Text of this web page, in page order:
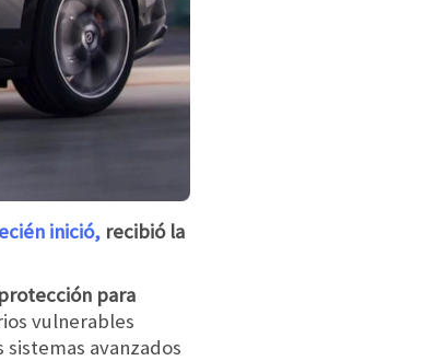
inició, recibió la
para
vulnerables
avanzados